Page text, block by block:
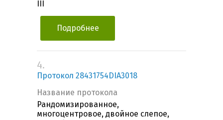
Подробнее
4.
Протокол 28431754DIA3018
Название протокола
Рандомизированное,
многоцентровое, двойное слепое,